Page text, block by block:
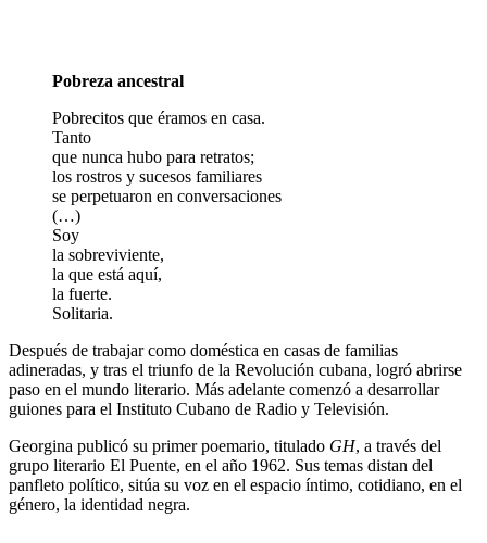
Pobreza ancestral
Pobrecitos que éramos en casa.
Tanto
que nunca hubo para retratos;
los rostros y sucesos familiares
se perpetuaron en conversaciones
(…)
Soy
la sobreviviente,
la que está aquí,
la fuerte.
Solitaria.
Después de trabajar como doméstica en casas de familias
adineradas, y tras el triunfo de la Revolución cubana, logró abrirse
paso en el mundo literario. Más adelante comenzó a desarrollar
guiones para el Instituto Cubano de Radio y Televisión.
Georgina publicó su primer poemario, titulado GH, a través del
grupo literario El Puente, en el año 1962. Sus temas distan del
panfleto político, sitúa su voz en el espacio íntimo, cotidiano, en el
género, la identidad negra.